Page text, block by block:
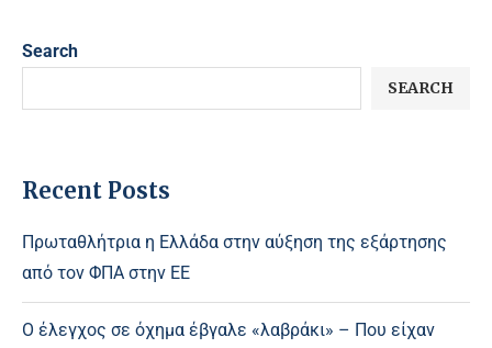
Search
SEARCH
Recent Posts
Πρωταθλήτρια η Ελλάδα στην αύξηση της εξάρτησης
από τον ΦΠΑ στην ΕΕ
Ο έλεγχος σε όχημα έβγαλε «λαβράκι» – Που είχαν